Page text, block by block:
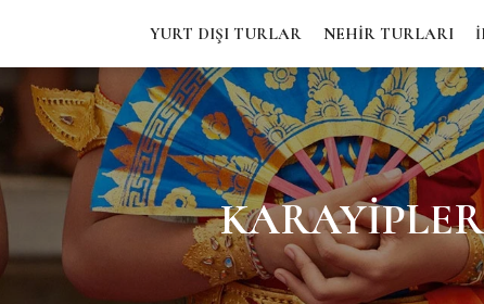
YURT DIŞI TURLAR NEHİR TURLARI
KARAYIPLER